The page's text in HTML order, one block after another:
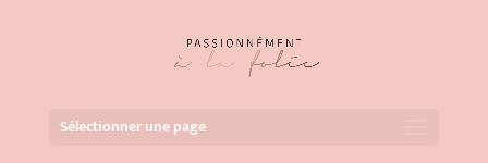
Sélectionner une page